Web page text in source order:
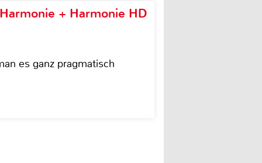
+ Harmonie HD
es ganz pragmatisch